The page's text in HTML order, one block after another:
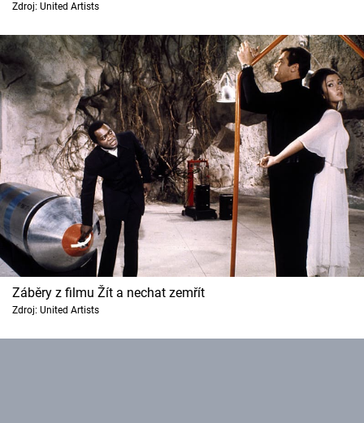
Cool Esport
Pořady
TV Program
Sledujte prima+
Přihlášení
Sledujte nás
Zdroj: United Artists
Záběry z filmu Žít a nechat zemřít
Zdroj: United Artists